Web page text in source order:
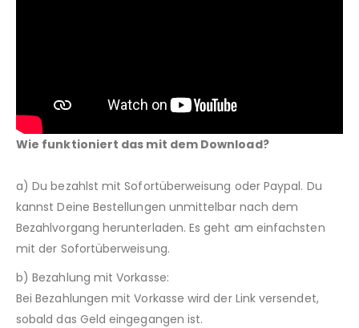
Wie funktioniert das mit dem Download?
a) Du bezahlst mit Sofortüberweisung oder Paypal. Du
kannst Deine Bestellungen unmittelbar nach dem
Bezahlvorgang herunterladen. Es geht am einfachsten
mit der Sofortüberweisung.
b) Bezahlung mit Vorkasse:
Bei Bezahlungen mit Vorkasse wird der Link versendet,
sobald das Geld eingegangen ist.